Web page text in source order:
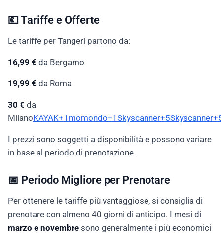
💶 Tariffe e Offerte
Le tariffe per Tangeri partono da:
16,99 € da Bergamo
19,99 € da Roma
30 € da
MilanoKAYAK+1momondo+1
I prezzi sono soggetti a disponibilità e possono variare
in base al periodo di prenotazione.
📅 Periodo Migliore per Prenotare
Per ottenere le tariffe più vantaggiose, si consiglia di
prenotare con almeno 40 giorni di anticipo. I mesi di
marzo e novembre sono generalmente i più economici